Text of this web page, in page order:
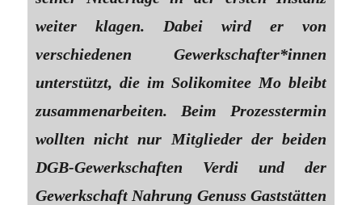
weiter klagen. Dabei wird er von
verschiedenen Ge­werk­schaf­te­r*in­nen
unterstützt, die im Solikomitee Mo bleibt
zusammenarbeiten. Beim Prozesstermin
wollten nicht nur Mitglieder der beiden
DGB-Gewerkschaften Verdi und der
Gewerkschaft Nahrung Genuss Gaststätten